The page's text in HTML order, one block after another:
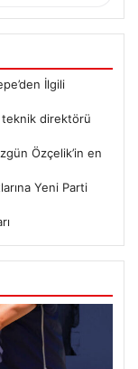
İlgili
teknik direktörü
Özçelik’in en
Yeni Parti